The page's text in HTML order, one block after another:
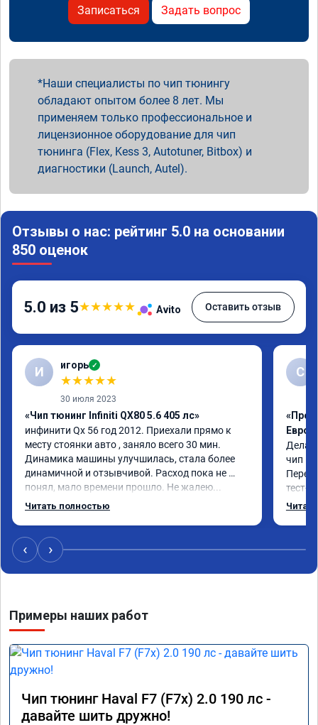
Записаться Задать вопрос
Наши специалисты по чип тюнингу
обладают опытом более 8 лет. Мы
применяем только профессиональное и
лицензионное оборудование для чип
тюнинга (Flex, Kess 3, Autotuner, Bitbox) и
диагностики (Launch, Autel).
Отзывы о нас: рейтинг 5.0 на основании
850 оценок
5.0 из 5★★★★★ Avito Оставить отзыв
И игорь ✓
★★★★★
30 июля 2023
«Чип тюнинг Infiniti QX80 5.6 405 лс»
инфинити Qx 56 год 2012. Приехали прямо к
месту стоянки авто , заняло всего 30 мин.
Динамика машины улучшилась, стала более
динамичной и отзывчивой. Расход пока не
понял, мало времени прошло. Не жалею...
Читать полностью
С
Евро
Делал
чип и
Перед
тест-
‹ ›
Примеры наших работ
Чип тюнинг Haval F7 (F7x) 2.0 190 лс -
давайте шить дружно!